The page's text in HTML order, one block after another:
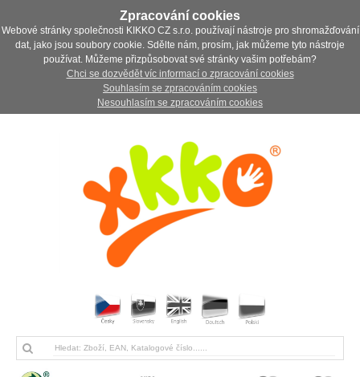
Zpracování cookies
Webové stránky společnosti KIKKO CZ s.r.o. používají nástroje pro shromažďování
dat, jako jsou soubory cookie. Sdělte nám, prosím, jak můžeme tyto nástroje
používat. Můžeme přizpůsobovat své stránky vašim potřebám?
Chci se dozvědět víc informací o zpracování cookies
Souhlasím se zpracováním cookies
Nesouhlasím se zpracováním cookies